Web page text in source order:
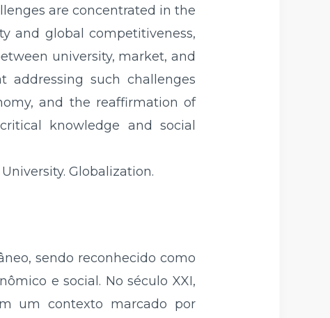
are concentrated in the
and global competitiveness,
university, market, and
such challenges
and the reaffirmation of
knowledge and social
Globalization.
sendo reconhecido como
e social. No século XXI,
um contexto marcado por